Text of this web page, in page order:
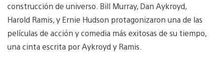
construcción de universo. Bill Murray, Dan Aykroyd,
Harold Ramis, y Ernie Hudson protagonizaron una de las
películas de acción y comedia más exitosas de su tiempo,
una cinta escrita por Aykroyd y Ramis.